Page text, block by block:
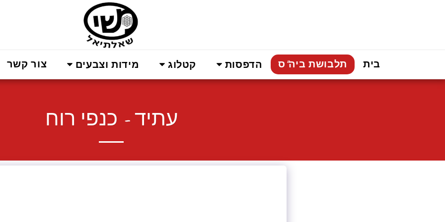
בית תלבושת ביה"ס הדפסות קטלוג מידות וצבעים צור קשר
עתיד - כנפי רוח